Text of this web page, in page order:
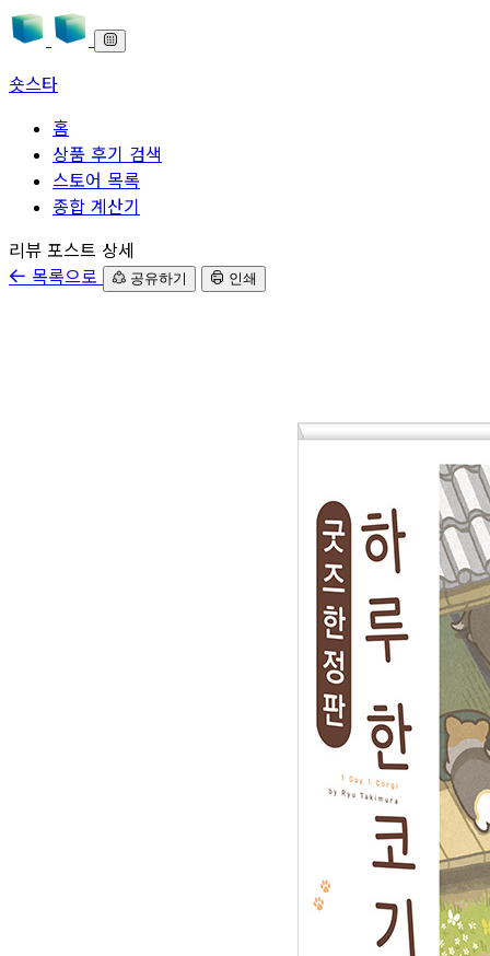
숏스타
홈
상품 후기 검색
스토어 목록
종합 계산기
본문으로 바로가기
리뷰 포스트 상세
목록으로
공유하기 인쇄